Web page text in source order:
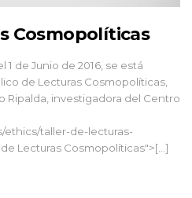
Cosmopolíticas
1 de Junio de 2016, se está
de Lecturas Cosmopolíticas,
Ripalda, investigadora del Centro
ethics/taller-de-lecturas-
Lecturas Cosmopolíticas">[...]